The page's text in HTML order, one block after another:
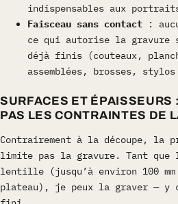
indispensables aux
Faisceau sans contact :
ce qui autorise la gravure
déjà finis (couteaux,
assemblées, brosses, stylos
SURFACES ET ÉPAISSEURS
PAS LES CONTRAINTES DE
Contrairement à la découpe, la
limite pas la gravure. Tant que
lentille (jusqu’à environ 100 mm
plateau), je peux la graver — y